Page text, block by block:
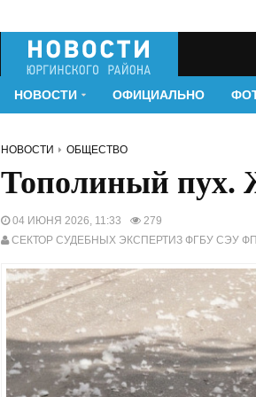
НОВОСТИ ОФИЦИАЛЬНО
НОВОСТИ ОБЩЕСТВО
Тополиный пух.
04 ИЮНЯ 2026, 11:33
279
СЕКТОР СУДЕБНЫХ ЭКСПЕРТИЗ ФГБУ СЭУ